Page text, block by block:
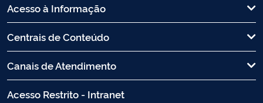
Acesso à Informação
Centrais de Conteúdo
Canais de Atendimento
Acesso Restrito - Intranet